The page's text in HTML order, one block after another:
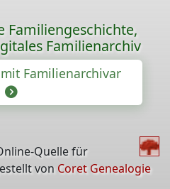
Familiengeschichte,
Familienarchiv
Familienarchivar
Quelle für
von Coret Genealogie